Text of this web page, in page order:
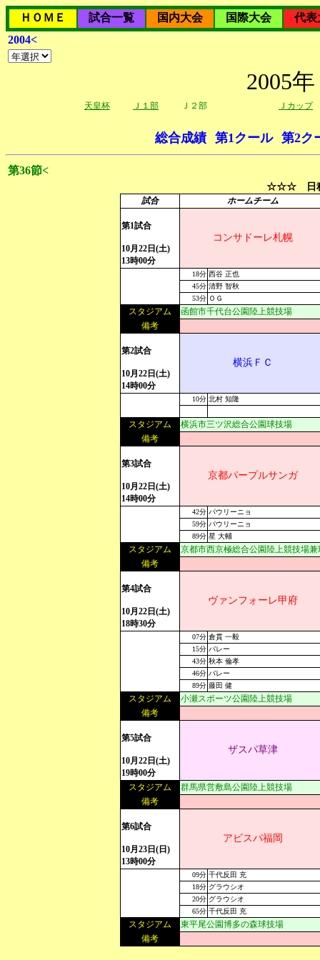
ＨＯＭＥ 試合一覧 国内大会 国際大会
代表
2004<
2005
天皇杯 Ｊ１部 Ｊ２部 Ｊカップ
総合成績 第1クール 第2ク
第36節<
☆☆☆ 日
試合 ホームチーム
第1試合
10月22日(土)
13時00分
コンサドーレ札幌
18分 西谷 正也
45分 清野 智秋
53分 ＯＧ
スタジアム
函館市千代台公園陸上競技場
備考
第2試合
10月22日(土)
14時00分
横浜ＦＣ
10分 北村 知隆
スタジアム
横浜市三ツ沢総合公園球技場
備考
第3試合
10月22日(土)
14時00分
京都パープルサンガ
42分 パウリーニョ
59分 パウリーニョ
89分 星 大輔
スタジアム
京都市西京極総合公園陸上競技場兼
備考
第4試合
10月22日(土)
18時30分
ヴァンフォーレ甲府
07分 倉貫 一毅
15分 バレー
43分 秋本 倫孝
46分 バレー
89分 藤田 健
スタジアム
小瀬スポーツ公園陸上競技場
備考
第5試合
10月22日(土)
19時00分
ザスパ草津
スタジアム
群馬県営敷島公園陸上競技場
備考
第6試合
10月23日(日)
13時00分
アビスパ福岡
09分 千代反田 充
18分 グラウシオ
20分 グラウシオ
65分 千代反田 充
スタジアム
東平尾公園博多の森球技場
備考